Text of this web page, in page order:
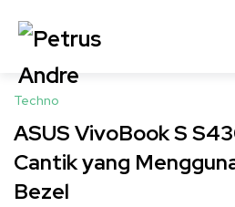
Techno
ASUS VivoBook S
Cantik yang
Bezel